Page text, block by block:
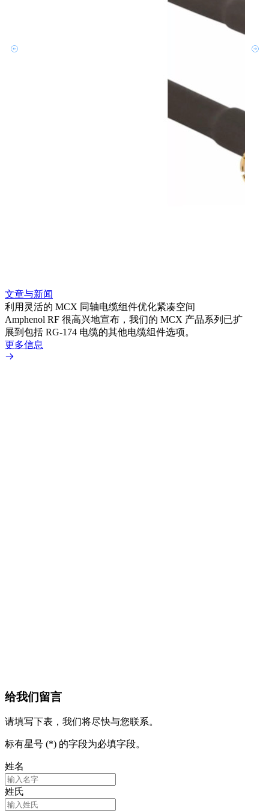
文章与新闻
利用灵活的 MCX 同轴电缆组件优化紧凑空间
Amphenol RF 很高兴地宣布，我们的 MCX 产品系列已扩
展到包括 RG-174 电缆的其他电缆组件选项。
更多信息
给我们留言
请填写下表，我们将尽快与您联系。
标有星号 (*) 的字段为必填字段。
姓名
姓氏